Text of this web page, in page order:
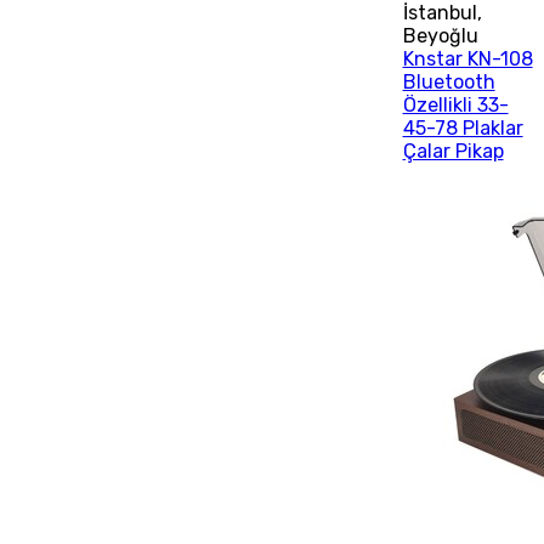
İstanbul ,
Beyoğlu
Knstar KN-108
Bluetooth
Özellikli 33-
45-78 Plaklar
Çalar Pikap